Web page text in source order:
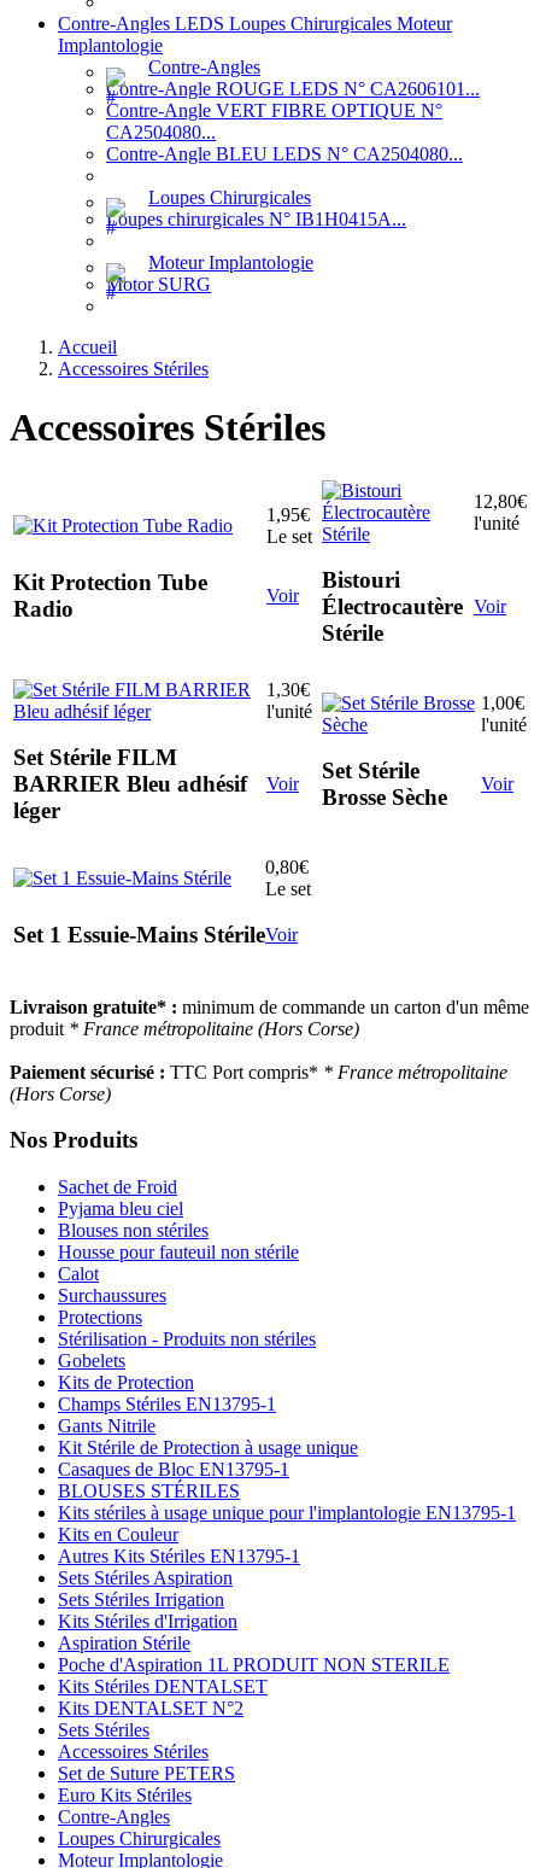
Contre-Angles LEDS Loupes Chirurgicales Moteur
Implantologie
Contre-Angles
Contre-Angle ROUGE LEDS N° CA2606101...
Contre-Angle VERT FIBRE OPTIQUE N°
CA2504080...
Contre-Angle BLEU LEDS N° CA2504080...
Loupes Chirurgicales
Loupes chirurgicales N° IB1H0415A...
Moteur Implantologie
Motor SURG
Accueil
Accessoires Stériles
Accessoires Stériles
1,95€
Le set
Kit Protection Tube
Radio
Voir
12,80€
l'unité
Bistouri
Électrocautère
Stérile
Voir
1,30€
l'unité
Set Stérile FILM
BARRIER Bleu adhésif
léger
Voir
1,00€
l'unité
Set Stérile
Brosse Sèche
Voir
0,80€
Le set
Set 1 Essuie-Mains StérileVoir
Livraison gratuite* : minimum de commande un carton d'un même
produit * France métropolitaine (Hors Corse)
Paiement sécurisé : TTC Port compris* * France métropolitaine
(Hors Corse)
Nos Produits
Sachet de Froid
Pyjama bleu ciel
Blouses non stériles
Housse pour fauteuil non stérile
Calot
Surchaussures
Protections
Stérilisation - Produits non stériles
Gobelets
Kits de Protection
Champs Stériles EN13795-1
Gants Nitrile
Kit Stérile de Protection à usage unique
Casaques de Bloc EN13795-1
BLOUSES STÉRILES
Kits stériles à usage unique pour l'implantologie EN13795-1
Kits en Couleur
Autres Kits Stériles EN13795-1
Sets Stériles Aspiration
Sets Stériles Irrigation
Kits Stériles d'Irrigation
Aspiration Stérile
Poche d'Aspiration 1L PRODUIT NON STERILE
Kits Stériles DENTALSET
Kits DENTALSET N°2
Sets Stériles
Accessoires Stériles
Set de Suture PETERS
Euro Kits Stériles
Contre-Angles
Loupes Chirurgicales
Moteur Implantologie